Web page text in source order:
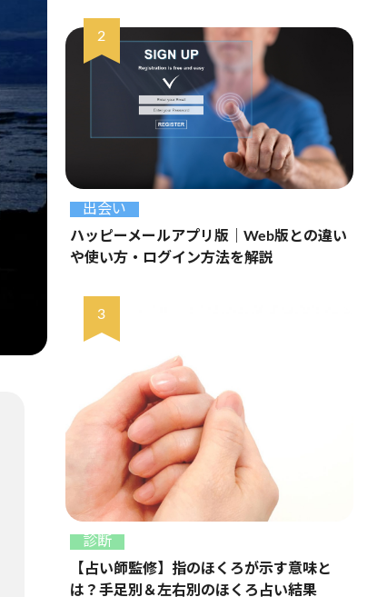
出会い
ハッピーメールアプリ版｜Web版との違い
や使い方・ログイン方法を解説
診断
【占い師監修】指のほくろが示す意味と
は？手足別＆左右別のほくろ占い結果